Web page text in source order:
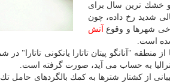
و خشك ترین سال برای
خشكسالی شدید رخ داده، چون
شهرها و وقوع آتش
است.
به حساب می آید، صورت گرفته است.
از كشتار شترها به كمك بالگردهای حامل